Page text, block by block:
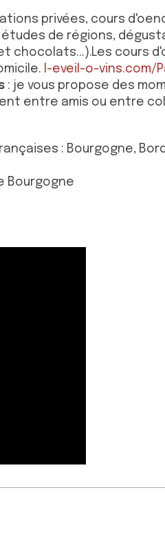
privées, cours
de régions,
chocolats...).Les cours
l-eveil-o-vins.com/
: je vous propose des
entre amis ou entre
: Bourgogne,
Bourgogne